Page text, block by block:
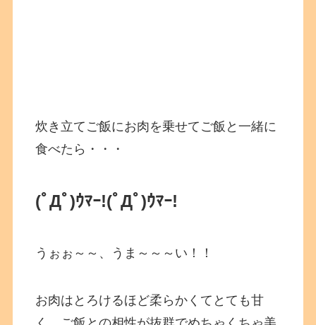
炊き立てご飯にお肉を乗せてご飯と一緒に
食べたら・・・
(ﾟДﾟ)ｳﾏｰ!(ﾟДﾟ)ｳﾏｰ!
うぉぉ～～、うま～～～い！！
お肉はとろけるほど柔らかくてとても甘